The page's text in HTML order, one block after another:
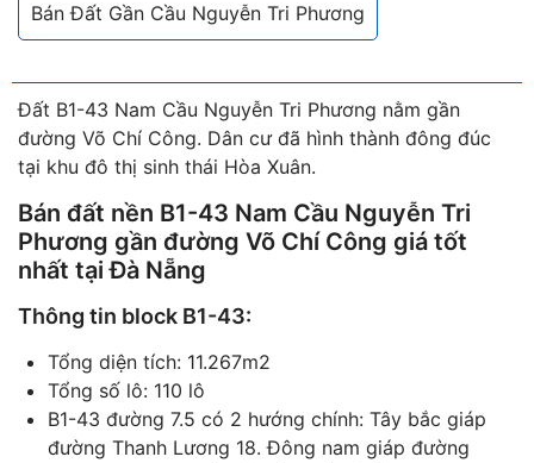
Bán Đất Gần Cầu Nguyễn Tri Phương
Đất B1-43 Nam Cầu Nguyễn Tri Phương nằm gần
đường Võ Chí Công. Dân cư đã hình thành đông đúc
tại khu đô thị sinh thái Hòa Xuân.
Bán đất nền B1-43 Nam Cầu Nguyễn Tri
Phương gần đường Võ Chí Công giá tốt
nhất tại Đà Nẵng
Thông tin block B1-43:
Tổng diện tích: 11.267m2
Tổng số lô: 110 lô
B1-43 đường 7.5 có 2 hướng chính: Tây bắc giáp
đường Thanh Lương 18. Đông nam giáp đường